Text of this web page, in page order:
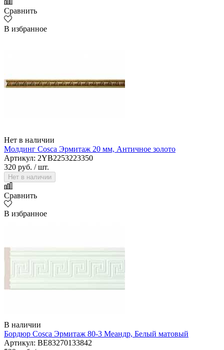
Сравнить
В избранное
Нет в наличии
Молдинг Cosca Эрмитаж 20 мм, Античное золото
Артикул: 2YB2253223350
320 руб. / шт.
Нет в наличии
Сравнить
В избранное
В наличии
Бордюр Cosca Эрмитаж 80-3 Меандр, Белый матовый
Артикул: BE83270133842